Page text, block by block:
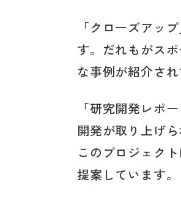
「クローズアッ
す。だれもがス
な事例が紹介され
「研究開発レポ
開発が取り上げ
このプロジェク
提案しています。